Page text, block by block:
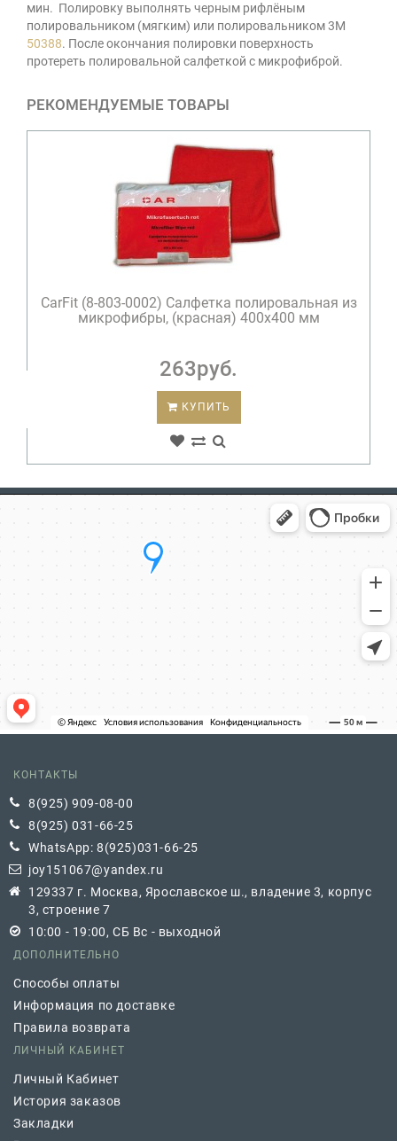
мин. Полировку выполнять черным рифлёным
полировальником (мягким) или полировальником 3М
50388. После окончания полировки поверхность
протереть полировальной салфеткой с микрофиброй.
РЕКОМЕНДУЕМЫЕ ТОВАРЫ
CarFit (8-803-0002) Салфетка полировальная из
микрофибры, (красная) 400х400 мм
263руб.
КУПИТЬ
КОНТАКТЫ
8(925) 909-08-00
8(925) 031-66-25
WhatsApp: 8(925)031-66-25
joy151067@yandex.ru
129337 г. Москва, Ярославское ш., владение 3, корпус
3, строение 7
10:00 - 19:00, СБ Вс - выходной
ДОПОЛНИТЕЛЬНО
Способы оплаты
Информация по доставке
Правила возврата
ЛИЧНЫЙ КАБИНЕТ
Личный Кабинет
История заказов
Закладки